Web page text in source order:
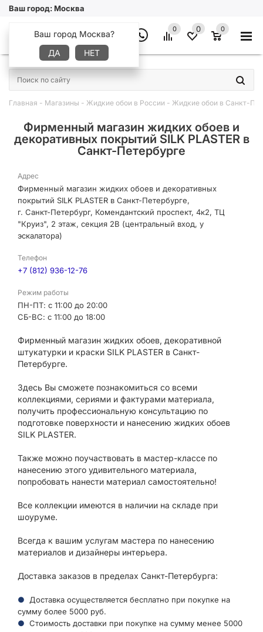
Ваш город:Москва
Ваш город Москва?
ДА
НЕТ
0 0 0
×
Главная - Магазины - Жидкие обои в России - Жидкие обои в Санкт-
Фирменный магазин жидких обоев и
декоративных покрытий SILK PLASTER в
Санкт-Петербурге
Адрес
Фирменный магазин жидких обоев и декоративных
покрытий SILK PLASTER в Санкт-Петербурге,
г. Санкт-Петербург, Комендантский проспект, 4к2, ТЦ
"Круиз", 2 этаж, секция 2В (центральный вход, у
эскалатора)
Телефон
+7 (812) 936-12-76
Режим работы
ПН-ПТ: с 11:00 до 20:00
СБ-ВС: с 11:00 до 18:00
Фирменный магазин жидких обоев, декоративной
штукатурки и краски SILK PLASTER в Санкт-
Петербурге.
Здесь Вы сможете познакомиться со всеми
коллекциями, сериями и фактурами материала,
получить профессиональную консультацию по
подготовке поверхности и нанесению жидких обоев
SILK PLASTER.
Также можно поучаствовать в мастер-классе по
нанесению этого удивительного материала,
попробовать нанести материал самостоятельно!
Все коллекции имеются в наличии на складе при
шоуруме.
Всегда к вашим услугам мастера по нанесению
материалов и дизайнеры интерьера.
Доставка заказов в пределах Санкт-Петербурга:
Доставка осуществляется бесплатно при покупке на
сумму более 5000 руб.
Стоимость доставки при покупке на сумму менее 5000